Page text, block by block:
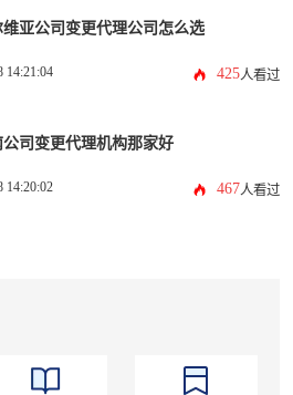
亚公司变更代理公司怎么选
14:21:04 425人看过
司变更代理机构那家好
14:20:02 467人看过